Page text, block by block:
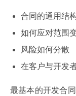
合同的通用结
如何应对范围
风险如何分散
在客户与开发
最基本的开发合